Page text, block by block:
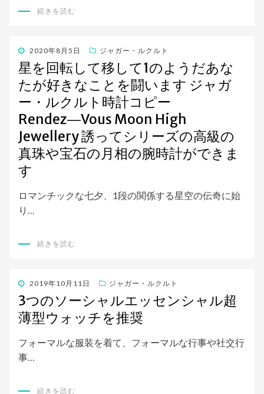
続きを読む
投
稿
日:
2020年8月5日 ジャガー・ルクルト
星を回転して移して1のようだあな
たが好きなことを闘います ジャガ
ー・ルクルト時計コピー
Rendez―Vous Moon High
Jewellery 誘ってシリーズの高級の
真珠や宝石の月相の腕時計ができま
す
ロマンチックな七夕、1段の関係する星空の伝奇に始
り…
続きを読む
投
稿
日:
2019年10月11日 ジャガー・ルクルト
3つのソーシャルエッセンシャル超
薄型ウォッチを推奨
フォーマルな服装を着て、フォーマルな行事や社交行
事…
続きを読む